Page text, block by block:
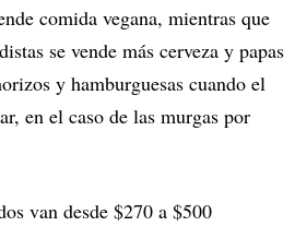
comida vegana, mientras que
se vende más cerveza y papas
y hamburguesas cuando el
en el caso de las murgas por
van desde $270 a $500